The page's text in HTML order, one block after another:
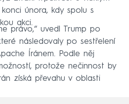
února, kdy spolu s
akci.
právo,“ uvedl Trump po
následovaly po sestřelení
Íránem. Podle něj
protože nečinnost by
získá převahu v oblasti